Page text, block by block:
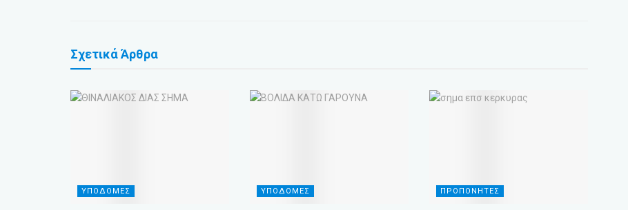
ΣχετικάΆρθρα
ΥΠΟΔΟΜΕΣ ΥΠΟΔΟΜΕΣ ΠΡΟΠΟΝΗΤΕΣ